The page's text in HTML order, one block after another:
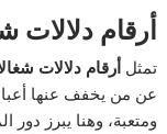
أرقام دلالات
تمثلأرقام دلالات
عن من يخفف عنها
ومتعبة، وهنا يبرز دور